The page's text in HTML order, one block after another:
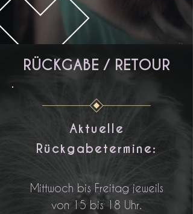
RÜCKGABE / RETOUR
Aktuelle
Rückgabetermine:
Mittwoch bis Freitag jeweils
von 15 bis 18 Uhr.